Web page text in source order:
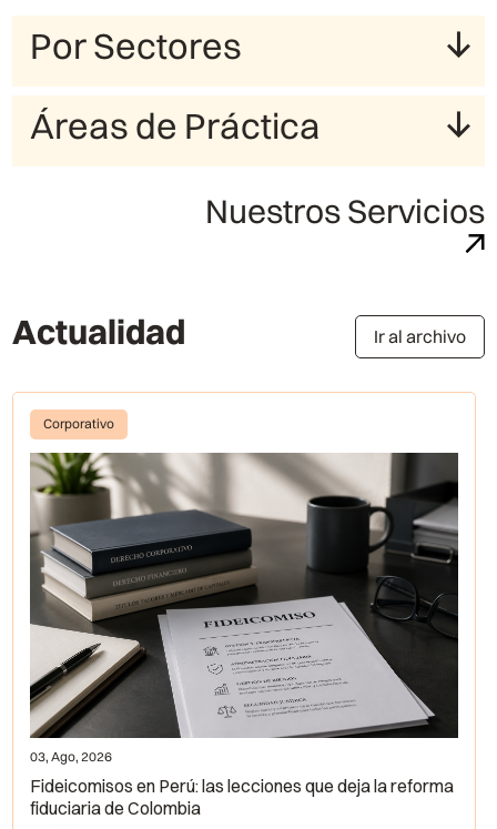
Por Sectores
Áreas de Práctica
Nuestros Servicios
Actualidad Ir al archivo
Corporativo
03, Ago, 2026
Fideicomisos en Perú: las lecciones que deja la reforma
fiduciaria de Colombia